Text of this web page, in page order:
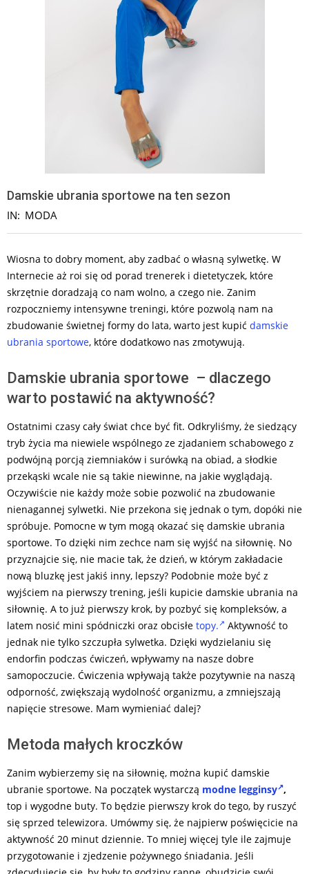
Damskie ubrania sportowe na ten sezon
IN: MODA
Wiosna to dobry moment, aby zadbać o własną sylwetkę. W
Internecie aż roi się od porad trenerek i dietetyczek, które
skrzętnie doradzają co nam wolno, a czego nie. Zanim
rozpoczniemy intensywne treningi, które pozwolą nam na
zbudowanie świetnej formy do lata, warto jest kupić damskie
ubrania sportowe, które dodatkowo nas zmotywują.
Damskie ubrania sportowe – dlaczego
warto postawić na aktywność?
Ostatnimi czasy cały świat chce być fit. Odkryliśmy, że siedzący
tryb życia ma niewiele wspólnego ze zjadaniem schabowego z
podwójną porcją ziemniaków i surówką na obiad, a słodkie
przekąski wcale nie są takie niewinne, na jakie wyglądają.
Oczywiście nie każdy może sobie pozwolić na zbudowanie
nienagannej sylwetki. Nie przekona się jednak o tym, dopóki nie
spróbuje. Pomocne w tym mogą okazać się damskie ubrania
sportowe. To dzięki nim zechce nam się wyjść na siłownię. No
przyznajcie się, nie macie tak, że dzień, w którym zakładacie
nową bluzkę jest jakiś inny, lepszy? Podobnie może być z
wyjściem na pierwszy trening, jeśli kupicie damskie ubrania na
siłownię. A to już pierwszy krok, by pozbyć się kompleksów, a
latem nosić mini spódniczki oraz obcisłe topy.
Aktywność to
jednak nie tylko szczupła sylwetka. Dzięki wydzielaniu się
endorfin podczas ćwiczeń, wpływamy na nasze dobre
samopoczucie. Ćwiczenia wpływają także pozytywnie na naszą
odporność, zwiększają wydolność organizmu, a zmniejszają
napięcie stresowe. Mam wymieniać dalej?
Metoda małych kroczków
Zanim wybierzemy się na siłownię, można kupić damskie
ubranie sportowe. Na początek wystarczą modne legginsy ,
top i wygodne buty. To będzie pierwszy krok do tego, by ruszyć
się sprzed telewizora. Umówmy się, że najpierw poświęcicie na
aktywność 20 minut dziennie. To mniej więcej tyle ile zajmuje
przygotowanie i zjedzenie pożywnego śniadania. Jeśli